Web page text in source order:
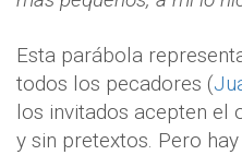
Esta parábola
todos los pecadores (
los invitados acepten el
y sin pretextos. Pero